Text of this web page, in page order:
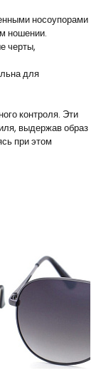
носоупорами
ношении.
черты,
для
контроля. Эти
выдержав образ
при этом